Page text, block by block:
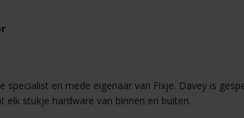
specialist en mede eigenaar van Fixje. Davey is
elk stukje hardware van binnen en buiten.